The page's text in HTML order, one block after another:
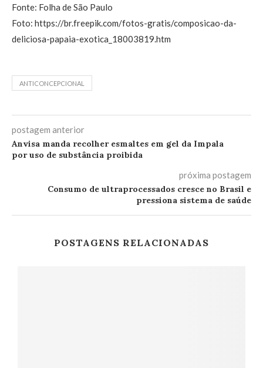
Fonte: Folha de São Paulo
Foto: https://br.freepik.com/fotos-gratis/composicao-da-
deliciosa-papaia-exotica_18003819.htm
ANTICONCEPCIONAL
postagem anterior
Anvisa manda recolher esmaltes em gel da Impala
por uso de substância proibida
próxima postagem
Consumo de ultraprocessados cresce no Brasil e
pressiona sistema de saúde
POSTAGENS RELACIONADAS